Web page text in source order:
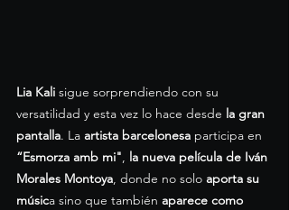
Lia Kali sigue sorprendiendo con su
versatilidad y esta vez lo hace desde la gran
pantalla. La artista barcelonesa participa en
“Esmorza amb mi", la nueva película de Iván
Morales Montoya, donde no solo aporta su
música sino que también aparece como